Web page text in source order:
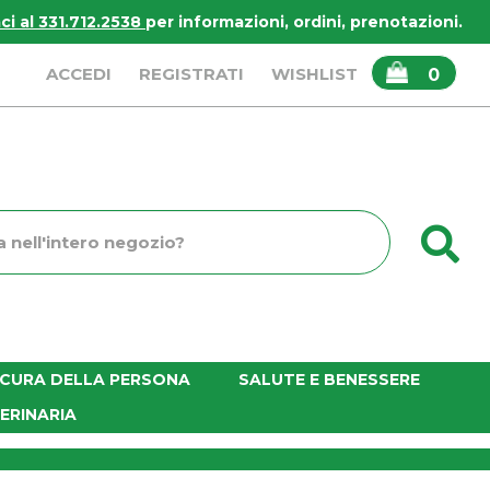
al 331.712.2538 per informazioni, ordini, prenotazioni.
ACCEDI REGISTRATI WISHLIST 0
ARTICOLI
INSERITI
DELLA PERSONA
SALUTE E BENESSERE